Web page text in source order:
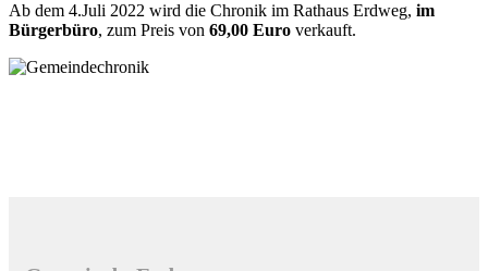
Ab dem 4.Juli 2022 wird die Chronik im Rathaus Erdweg, im
Bürgerbüro, zum Preis von 69,00 Euro verkauft.